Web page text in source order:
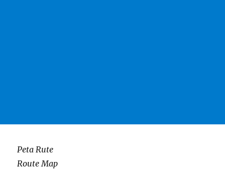
Peta Rute
Route Map